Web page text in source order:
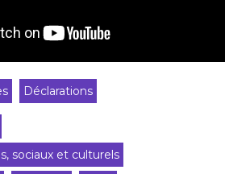
Déclarations
sociaux et culturels